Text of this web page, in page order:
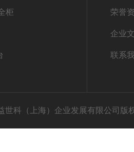
柜 荣誉
企业
联系
世科（上海）企业发展有限公司